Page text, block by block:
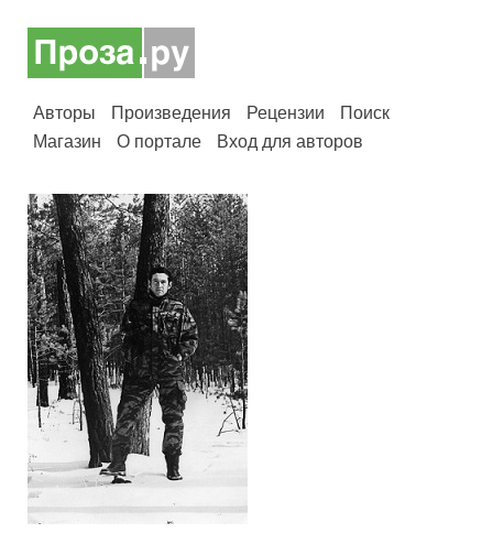
Авторы Произведения Рецензии
Поиск
Магазин
О портале Вход для авторов